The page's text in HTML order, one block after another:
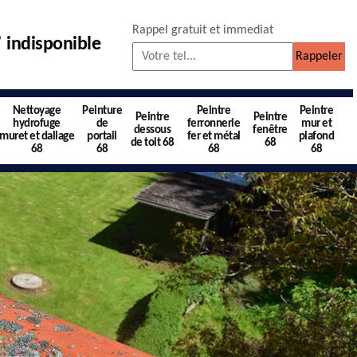
indisponible
Rappel gratuit et immediat
Nettoyage
hydrofuge
muret et dallage
68
Peinture
de
portail
68
Peintre
dessous
de toit 68
Peintre
ferronnerie
fer et métal
68
Peintre
fenêtre
68
Peintre
mur et
plafond
68